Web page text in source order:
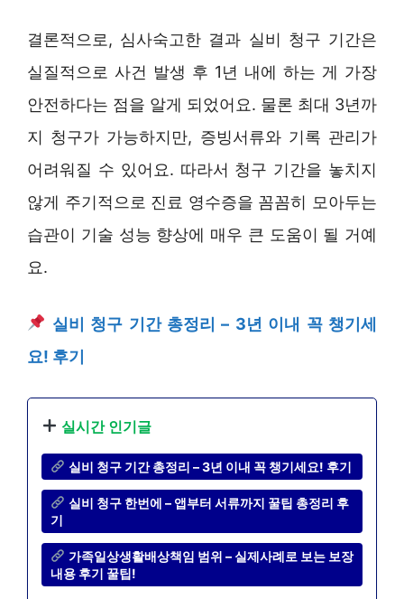
결론적으로, 심사숙고한 결과 실비 청구 기간은
실질적으로 사건 발생 후 1년 내에 하는 게 가장
안전하다는 점을 알게 되었어요. 물론 최대 3년까
지 청구가 가능하지만, 증빙서류와 기록 관리가
어려워질 수 있어요. 따라서 청구 기간을 놓치지
않게 주기적으로 진료 영수증을 꼼꼼히 모아두는
습관이 기술 성능 향상에 매우 큰 도움이 될 거예
요.
실비 청구 기간 총정리 – 3년 이내 꼭 챙기세
요! 후기
실시간 인기글
실비 청구 기간 총정리 – 3년 이내 꼭 챙기세요! 후기
실비 청구 한번에 – 앱부터 서류까지 꿀팁 총정리 후
기
가족일상생활배상책임 범위 – 실제사례로 보는 보장
내용 후기 꿀팁!